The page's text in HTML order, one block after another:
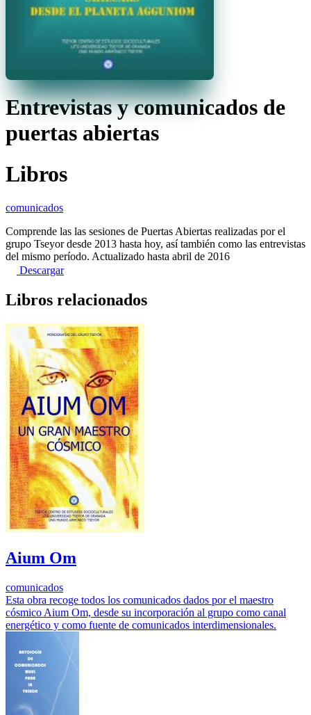
Entrevistas y comunicados de
puertas abiertas
Libros
comunicados
Comprende las las sesiones de Puertas Abiertas realizadas por el
grupo Tseyor desde 2013 hasta hoy, así también como las entrevistas
del mismo período. Actualizado hasta abril de 2016
Descargar
Libros relacionados
Aium Om
comunicados
Esta obra recoge todos los comunicados dados por el maestro
cósmico Aium Om, desde su incorporación al grupo como canal
energético y como fuente de comunicados interdimensionales.